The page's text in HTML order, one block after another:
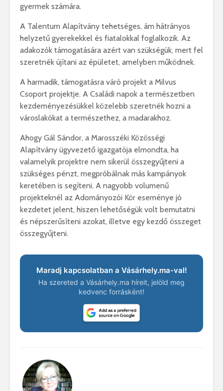
gyermek számára.
A Talentum Alapítvány tehetséges, ám hátrányos
helyzetű gyerekekkel és fiatalokkal foglalkozik. Az
adakozók támogatására azért van szükségük, mert fel
szeretnék újítani az épületet, amelyben működnek.
A harmadik, támogatásra váró projekt a Milvus
Csoport projektje. A Családi napok a természetben
kezdeményezésükkel közelebb szeretnék hozni a
városlakókat a természethez, a madarakhoz.
Ahogy Gál Sándor, a Marosszéki Közösségi
Alapítvány ügyvezető igazgatója elmondta, ha
valamelyik projektre nem sikerül összegyűjteni a
szükséges pénzt, megpróbálnak más kampányok
keretében is segíteni. A nagyobb volumenű
projekteknél az Adományozói Kör eseménye jó
kezdetet jelent, hiszen lehetőségük volt bemutatni
és népszerűsíteni azokat, illetve egy kezdő összeget
összegyűjteni.
Maradj kapcsolatban a Vásárhely.ma-val!
Ha szereted a Vásárhely.ma híreit, jelöld meg
kedvenc forrásként!